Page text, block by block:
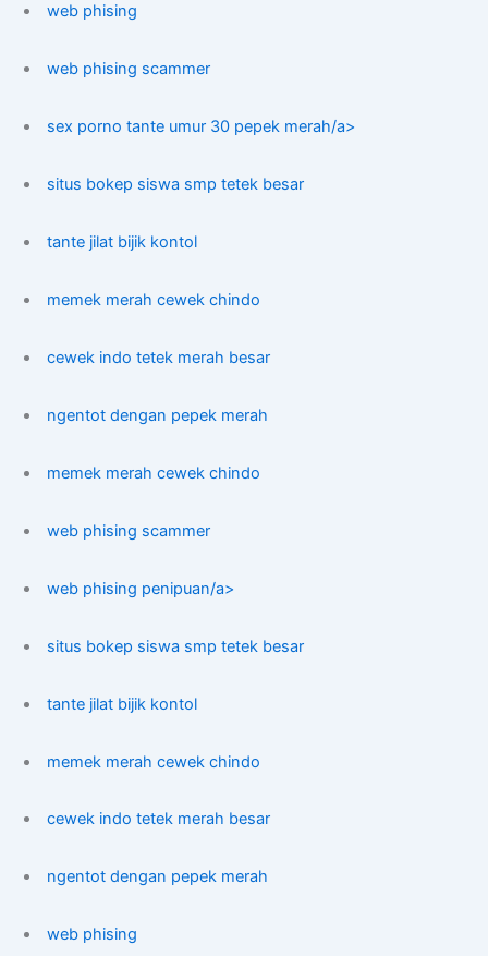
web phising
web phising scammer
sex porno tante umur 30 pepek merah/a>
situs bokep siswa smp tetek besar
tante jilat bijik kontol
memek merah cewek chindo
cewek indo tetek merah besar
ngentot dengan pepek merah
memek merah cewek chindo
web phising scammer
web phising penipuan/a>
situs bokep siswa smp tetek besar
tante jilat bijik kontol
memek merah cewek chindo
cewek indo tetek merah besar
ngentot dengan pepek merah
web phising